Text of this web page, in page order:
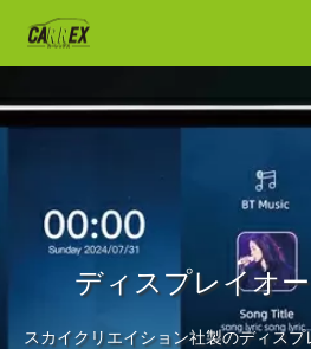
ディスプレイオ
スカイクリエイション社製のディス